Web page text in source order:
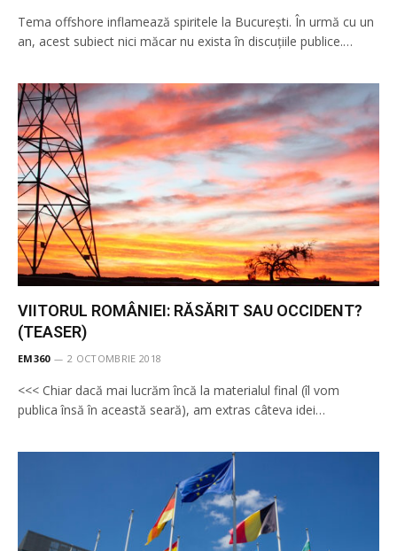
Tema offshore inflamează spiritele la București. În urmă cu un
an, acest subiect nici măcar nu exista în discuțiile publice.…
VIITORUL ROMÂNIEI: RĂSĂRIT SAU OCCIDENT?
(TEASER)
EM360 2 OCTOMBRIE 2018
<<< Chiar dacă mai lucrăm încă la materialul final (îl vom
publica însă în această seară), am extras câteva idei…